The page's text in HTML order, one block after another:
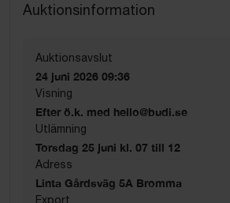
Auktionsinformation
Auktionsavslut
24 juni 2026 09:36
Visning
Efter ö.k. med hello@budi.se
Utlämning
Torsdag 25 juni kl. 07 till 12
Adress
Linta Gårdsväg 5A Bromma
Export